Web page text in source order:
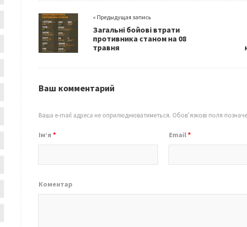
o
o
k
er
l
« Предыдущая запись
Загальні бойові втрати
противника станом на 08
травня
Ваш комментарий
Ваша e-mail адреса не оприлюднюватиметься. Обов’язкові поля
Ім’я* Email*
Коментар